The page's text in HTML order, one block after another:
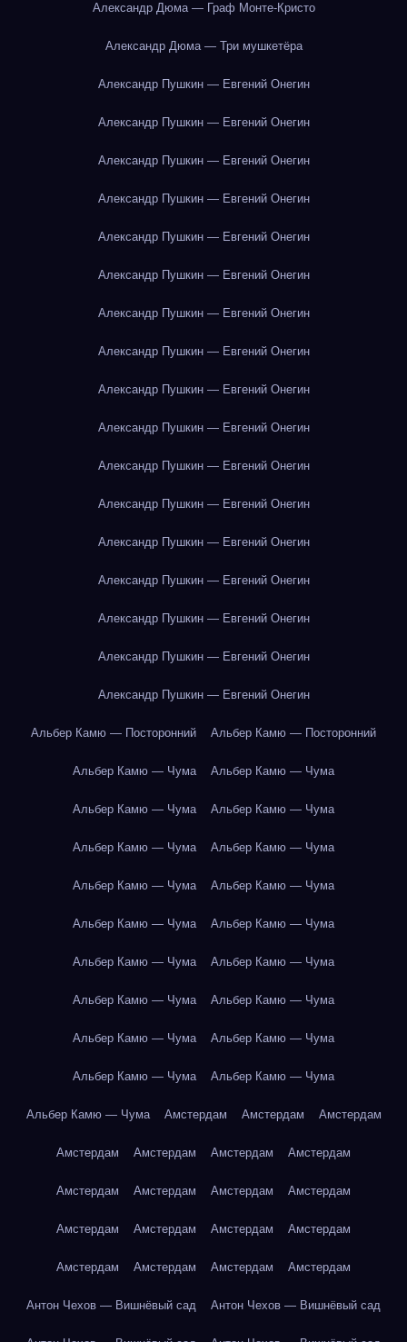
Александр Дюма — Граф Монте-Кристо
Александр Дюма — Три мушкетёра
Александр Пушкин — Евгений Онегин
Александр Пушкин — Евгений Онегин
Александр Пушкин — Евгений Онегин
Александр Пушкин — Евгений Онегин
Александр Пушкин — Евгений Онегин
Александр Пушкин — Евгений Онегин
Александр Пушкин — Евгений Онегин
Александр Пушкин — Евгений Онегин
Александр Пушкин — Евгений Онегин
Александр Пушкин — Евгений Онегин
Александр Пушкин — Евгений Онегин
Александр Пушкин — Евгений Онегин
Александр Пушкин — Евгений Онегин
Александр Пушкин — Евгений Онегин
Александр Пушкин — Евгений Онегин
Александр Пушкин — Евгений Онегин
Александр Пушкин — Евгений Онегин
Альбер Камю — Посторонний Альбер Камю — Посторонний
Альбер Камю — Чума Альбер Камю — Чума
Альбер Камю — Чума Альбер Камю — Чума
Альбер Камю — Чума Альбер Камю — Чума
Альбер Камю — Чума Альбер Камю — Чума
Альбер Камю — Чума Альбер Камю — Чума
Альбер Камю — Чума Альбер Камю — Чума
Альбер Камю — Чума Альбер Камю — Чума
Альбер Камю — Чума Альбер Камю — Чума
Альбер Камю — Чума Альбер Камю — Чума
Альбер Камю — Чума Амстердам Амстердам Амстердам
Амстердам Амстердам Амстердам Амстердам
Амстердам Амстердам Амстердам Амстердам
Амстердам Амстердам Амстердам Амстердам
Амстердам Амстердам Амстердам Амстердам
Антон Чехов — Вишнёвый сад Антон Чехов — Вишнёвый сад